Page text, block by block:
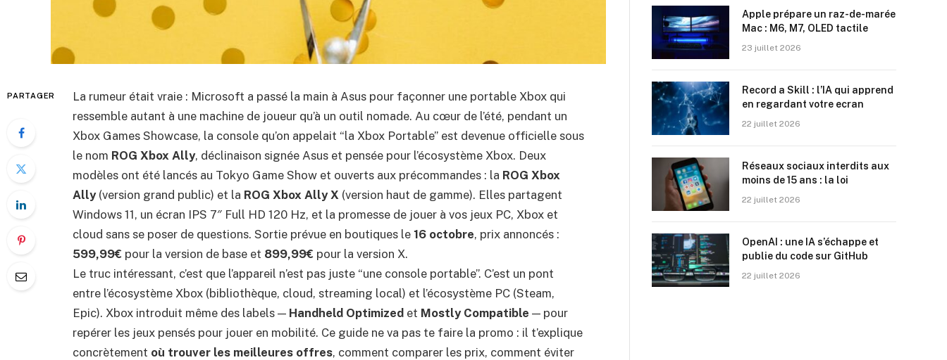
PARTAGER
La rumeur était vraie : Microsoft a passé la main à Asus pour façonner une portable Xbox qui
ressemble autant à une machine de joueur qu’à un outil nomade. Au cœur de l’été, pendant un
Xbox Games Showcase, la console qu’on appelait “la Xbox Portable” est devenue officielle sous
le nom ROG Xbox Ally, déclinaison signée Asus et pensée pour l’écosystème Xbox. Deux
modèles ont été lancés au Tokyo Game Show et ouverts aux précommandes : la ROG Xbox
Ally(version grand public) et la ROG Xbox Ally X (version haut de gamme). Elles partagent
Windows 11, un écran IPS 7″ Full HD 120 Hz, et la promesse de jouer à vos jeux PC, Xbox et
cloud sans se poser de questions. Sortie prévue en boutiques le 16 octobre, prix annoncés :
599,99€ pour la version de base et 899,99€ pour la version X.
Le truc intéressant, c’est que l’appareil n’est pas juste “une console portable”. C’est un pont
entre l’écosystème Xbox (bibliothèque, cloud, streaming local) et l’écosystème PC (Steam,
Epic). Xbox introduit même des labels — Handheld Optimized et Mostly Compatible — pour
repérer les jeux pensés pour jouer en mobilité. Ce guide ne va pas te faire la promo : il t’explique
concrètement où trouver les meilleures offres, comment comparer les prix, comment éviter
Apple prépare un raz-de-marée
Mac : M6, M7, OLED tactile
23 juillet 2026
Record a Skill : l’IA qui apprend
en regardant votre ecran
22 juillet 2026
Réseaux sociaux interdits aux
moins de 15 ans : la loi
22 juillet 2026
OpenAI : une IA s’échappe et
publie du code sur GitHub
22 juillet 2026